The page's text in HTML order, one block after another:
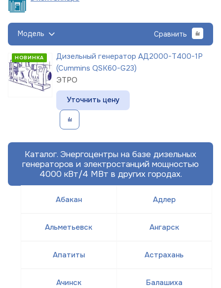
Модель Сравнить
НОВИНКА
Дизельный генератор АД2000-Т400-1Р
(Cummins QSK60-G23)
ЭТРО
Уточнить цену
Каталог. Энергоцентры на базе дизельных
генераторов и электростанций мощностью
4000 кВт/4 МВт в других городах.
Абакан Адлер
Альметьевск Ангарск
Апатиты Астрахань
Ачинск Балашиха